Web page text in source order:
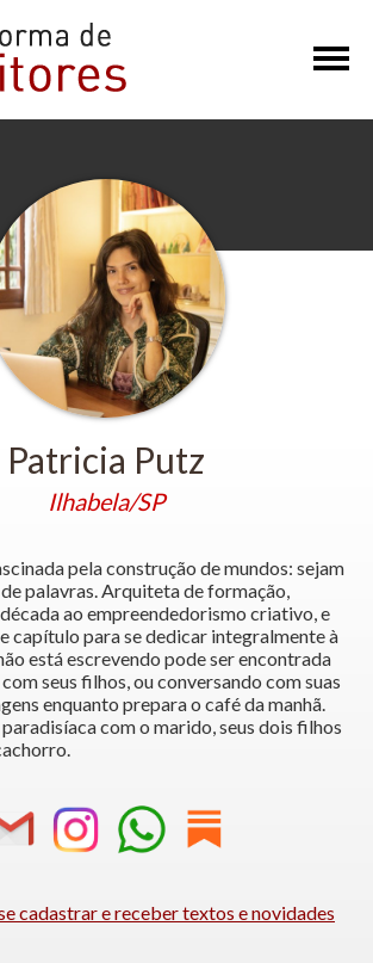
×
Patricia Putz
Ilhabela/SP
pela construção de mundos: sejam
palavras. Arquiteta de formação,
ao empreendedorismo criativo, e
capítulo para se dedicar integralmente à
está escrevendo pode ser encontrada
seus filhos, ou conversando com suas
enquanto prepara o café da manhã.
com o marido, seus dois filhos
cadastrar e receber textos e novidades